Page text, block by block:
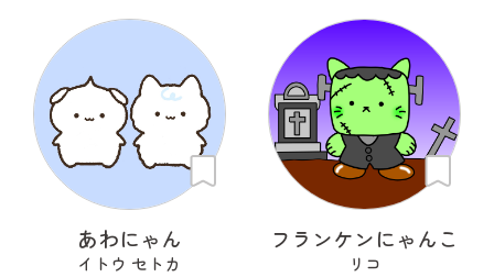
あわにゃん
イトウ セトカ
フランケンにゃんこ
リコ